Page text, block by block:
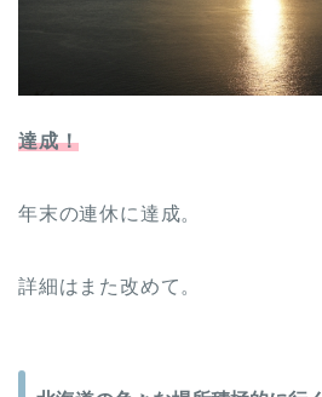
達成！
年末の連休に達成。
詳細はまた改めて。